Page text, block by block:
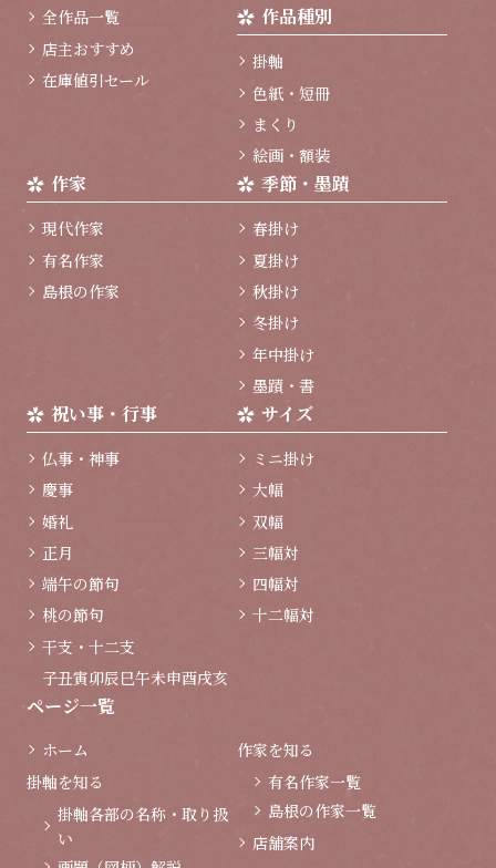
全作品一覧
店主おすすめ
在庫値引セール
作品種別
掛軸
色紙・短冊
まくり
絵画・額装
作家
現代作家
有名作家
島根の作家
季節・墨蹟
春掛け
夏掛け
秋掛け
冬掛け
年中掛け
墨蹟・書
祝い事・行事
仏事・神事
慶事
婚礼
正月
端午の節句
桃の節句
干支・十二支
子丑寅卯辰巳午未申酉戌亥
サイズ
ミニ掛け
大幅
双幅
三幅対
四幅対
十二幅対
ページ一覧
ホーム
掛軸を知る
掛軸各部の名称・取り扱
い
作家を知る
有名作家一覧
島根の作家一覧
店舗案内